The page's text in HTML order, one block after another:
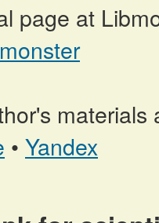
page at
materials
• Yandex